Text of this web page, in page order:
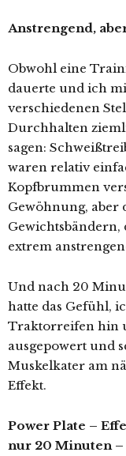
Anstrengend,
Obwohl eine
dauerte und ich
verschiedenen
Durchhalten
sagen:
waren relativ
Kopfbrummen
Gewöhnung, aber
Gewichtsbändern,
extrem
Und nach 20
hatte das Gefühl,
Traktorreifen hin
ausgepowert und
Muskelkater am
Effekt.
Power Plate –
nur 20 Minuten